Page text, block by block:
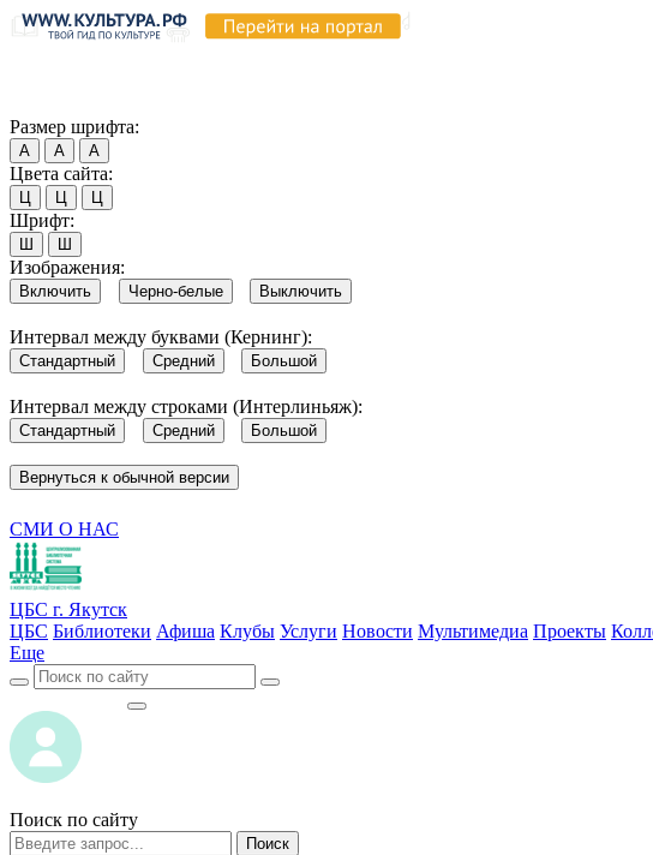
Размер шрифта:
А А А
Цвета сайта:
Ц Ц Ц
Шрифт:
Ш Ш
Изображения:
Включить Черно-белые Выключить
Интервал между буквами (Кернинг):
Стандартный Средний Большой
Интервал между строками (Интерлиньяж):
Стандартный Средний Большой
Вернуться к обычной версии
СМИ О НАС
ЦБС г. Якутск
ЦБС Библиотеки Афиша Клубы Услуги Новости Мультимедиа Проекты
Еще
Поиск по сайту
Поиск